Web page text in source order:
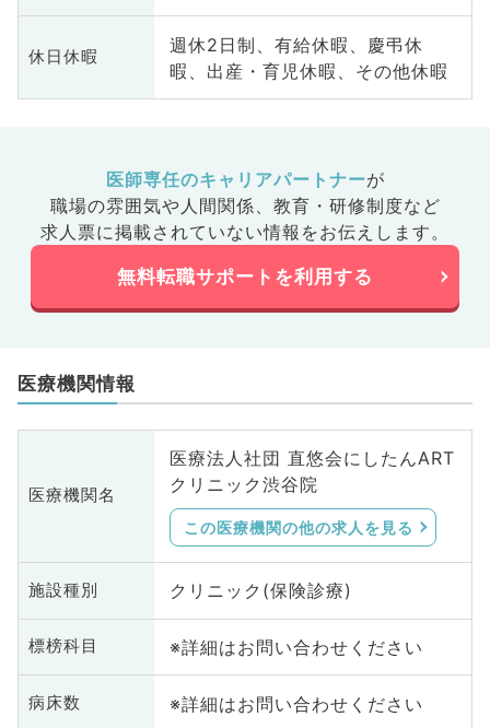
休日休暇
週休2日制、有給休暇、慶弔休
暇、出産・育児休暇、その他休暇
医師専任のキャリアパートナーが
職場の雰囲気や人間関係、 教育・研修制度など
求人票に掲載されていない情報をお伝えします。
無料転職サポートを利用する
医療機関情報
医療機関名
医療法人社団 直悠会にしたんART
クリニック渋谷院
この医療機関の他の求人を見る
施設種別 クリニック(保険診療)
標榜科目 ※詳細はお問い合わせください
病床数 ※詳細はお問い合わせください